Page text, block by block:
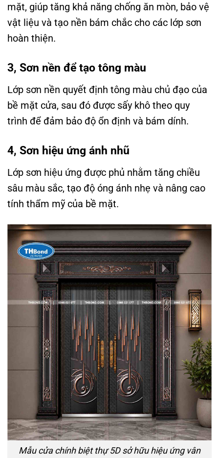
mặt, giúp tăng khả năng chống ăn mòn, bảo vệ
vật liệu và tạo nền bám chắc cho các lớp sơn
hoàn thiện.
3, Sơn nền để tạo tông màu
Lớp sơn nền quyết định tông màu chủ đạo của
bề mặt cửa, sau đó được sấy khô theo quy
trình để đảm bảo độ ổn định và bám dính.
4, Sơn hiệu ứng ánh nhũ
Lớp sơn hiệu ứng được phủ nhằm tăng chiều
sâu màu sắc, tạo độ óng ánh nhẹ và nâng cao
tính thẩm mỹ của bề mặt.
Mẫu cửa chính biệt thự 5D sở hữu hiệu ứng vân